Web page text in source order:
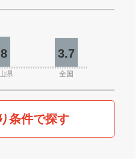
3.7
県 全国
条件で探す